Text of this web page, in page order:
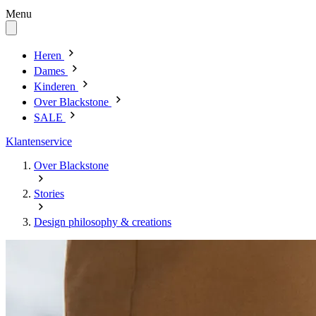
Menu
Heren
Dames
Kinderen
Over Blackstone
SALE
Klantenservice
Over Blackstone
Stories
Design philosophy & creations